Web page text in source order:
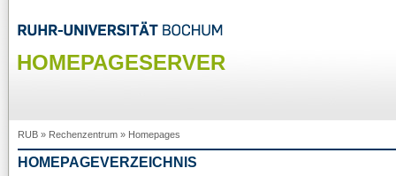
HOMEPAGESERVER
RUB » Rechenzentrum » Homepages
HOMEPAGEVERZEICHNIS